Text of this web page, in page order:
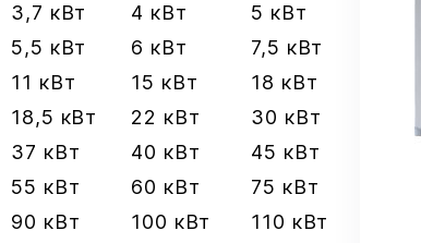
3,7 кВт
4 кВт
5 кВт
5,5 кВт
6 кВт
7,5 кВт
11 кВт
15 кВт
18 кВт
18,5 кВт
22 кВт
30 кВт
37 кВт
40 кВт
45 кВт
55 кВт
60 кВт
75 кВт
90 кВт
100 кВт
110 кВт